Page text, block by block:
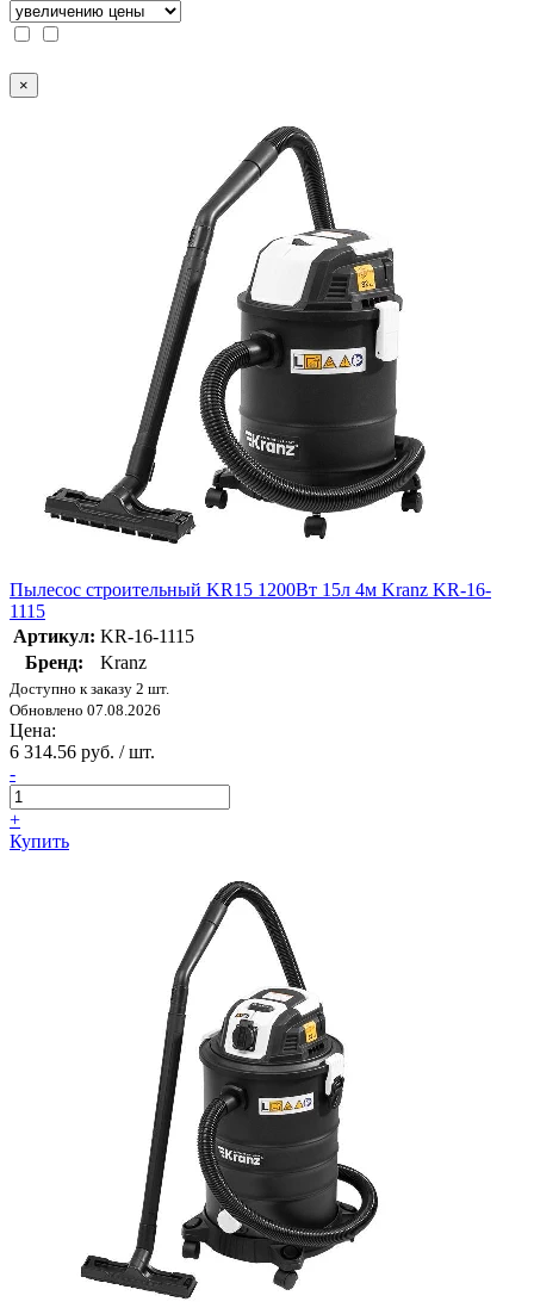
×
Пылесос строительный KR15 1200Вт 15л 4м Kranz KR-16-
1115
Артикул: KR-16-1115
Бренд:
Kranz
Доступно к заказу 2 шт.
Обновлено 07.08.2026
Цена:
6 314.56 руб. / шт.
-
+
Купить